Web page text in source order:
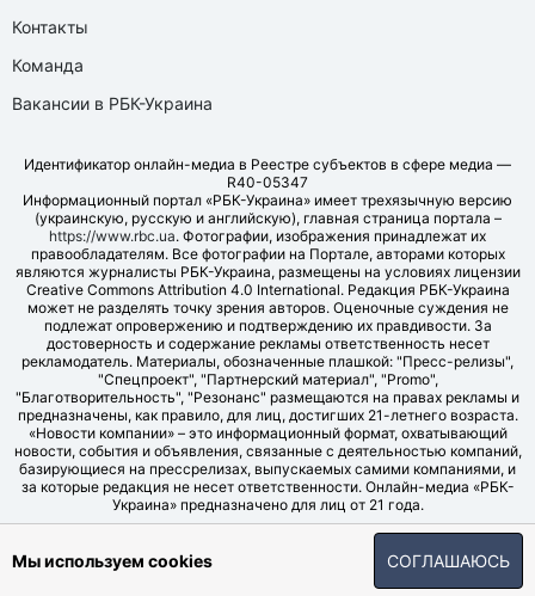
Контакты
Команда
Вакансии в РБК-Украина
Идентификатор онлайн-медиа в Реестре субъектов в сфере медиа —
R40-05347
Информационный портал «РБК-Украина» имеет трехязычную версию
(украинскую, русскую и английскую), главная страница портала –
https://www.rbc.ua. Фотографии, изображения принадлежат их
правообладателям. Все фотографии на Портале, авторами которых
являются журналисты РБК-Украина, размещены на условиях лицензии
Creative Commons Attribution 4.0 International. Редакция РБК-Украина
может не разделять точку зрения авторов. Оценочные суждения не
подлежат опровержению и подтверждению их правдивости. За
достоверность и содержание рекламы ответственность несет
рекламодатель. Материалы, обозначенные плашкой: "Пресс-релизы",
"Спецпроект", "Партнерский материал", "Promo",
"Благотворительность", "Резонанс" размещаются на правах рекламы и
предназначены, как правило, для лиц, достигших 21-летнего возраста.
«Новости компании» – это информационный формат, охватывающий
новости, события и объявления, связанные с деятельностью компаний,
базирующиеся на прессрелизах, выпускаемых самими компаниями, и
за которые редакция не несет ответственности. Онлайн-медиа «РБК-
Украина» предназначено для лиц от 21 года.
© LLC "UBT MEDIA", 2006-2026.
Мы используем cookies СОГЛАШАЮСЬ